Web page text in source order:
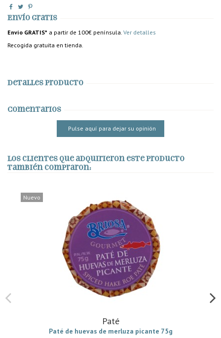
Envío gratis
Envío GRATIS* a partir de 100€ península. Ver detalles
Recogida gratuita en tienda.
Detalles producto
Comentarios
Pulse aquí para dejar su opinión
Los clientes que adquirieron este producto
también compraron:
Nuevo
Paté
Paté de huevas de merluza picante 75g